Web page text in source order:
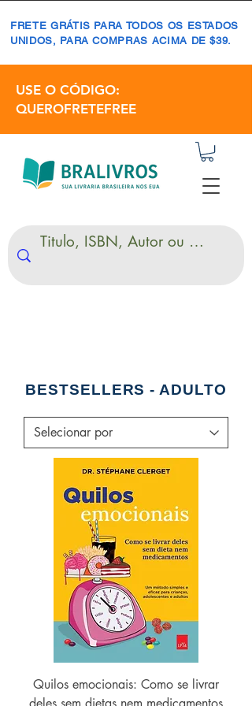
FRETE GRÁTIS PARA TODOS OS ESTADOS
UNIDOS, PARA COMPRAS ACIMA DE $39.
USE O CÓDIGO:
QUEROFRETEFREE
BESTSELLERS - ADULTO
Quilos emocionais: Como se livrar